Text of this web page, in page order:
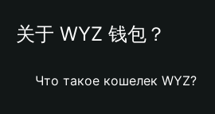
关于 WYZ 钱包？
Что такое кошелек WYZ?